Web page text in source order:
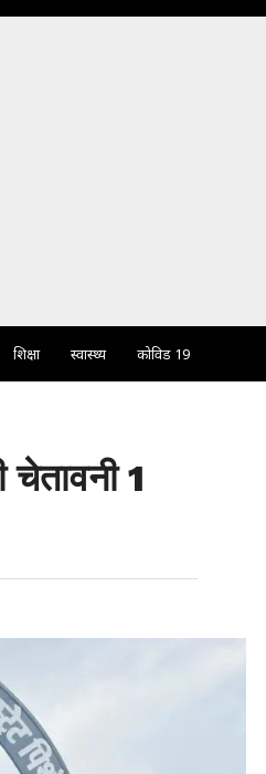
शिक्षा स्वास्थ्य कोविड 19
चेतावनी 1